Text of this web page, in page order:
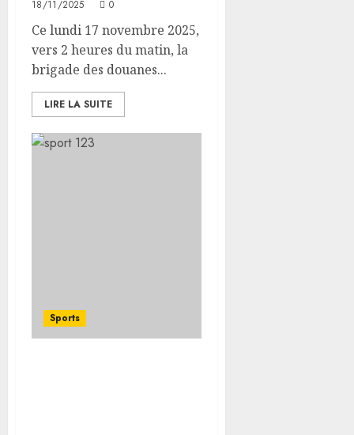
18/11/2025
0
Ce lundi 17 novembre 2025,
vers 2 heures du matin, la
brigade des douanes...
LIRE LA SUITE
Sports